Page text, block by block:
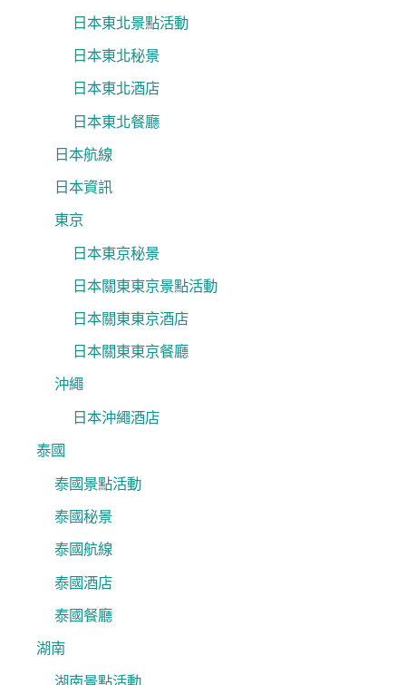
日本東北景點活動
日本東北秘景
日本東北酒店
日本東北餐廳
日本航線
日本資訊
東京
日本東京秘景
日本關東東京景點活動
日本關東東京酒店
日本關東東京餐廳
沖繩
日本沖繩酒店
泰國
泰國景點活動
泰國秘景
泰國航線
泰國酒店
泰國餐廳
湖南